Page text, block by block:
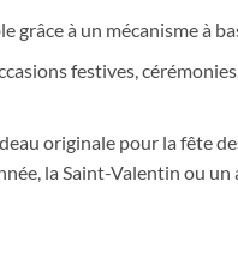
grâce à un mécanisme à
festives,
originale pour la fête
la Saint-Valentin ou